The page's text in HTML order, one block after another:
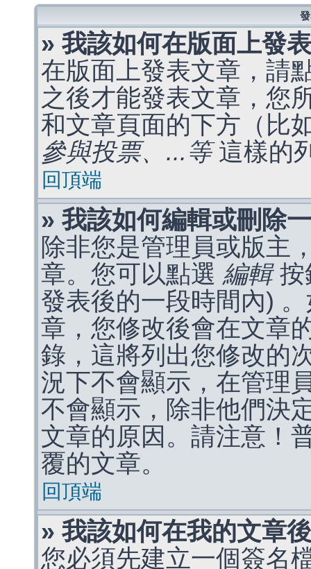
» 我該如何在版面上發
在版面上發表文章，請
之後才能發表文章，您
和文章頁面的下方（比
參與投票、...等這樣的
回頂端
» 我該如何編輯或刪除
除非您是管理員或版主
章。您可以點選 編輯按
發表後的一段時間內)
章，您修改後會在文章
錄，這將列出您修改的
況下不會顯示，在管理
不會顯示，除非他們決
文章的原因。請注意！
覆的文章。
回頂端
» 我該如何在我的文章
您必須先建立一個簽名